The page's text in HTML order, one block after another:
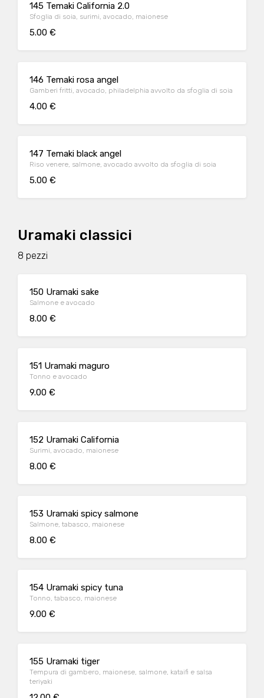
145 Temaki California 2.0
Sfoglia di soia, surimi, avocado, maionese
5.00 €
146 Temaki rosa angel
Gamberi fritti, avocado, philadelphia avvolto da sfoglia di soia
4.00 €
147 Temaki black angel
Riso venere, salmone, avocado avvolto da sfoglia di soia
5.00 €
Uramaki classici
8 pezzi
150 Uramaki sake
Salmone e avocado
8.00 €
151 Uramaki maguro
Tonno e avocado
9.00 €
152 Uramaki California
Surimi, avocado, maionese
8.00 €
153 Uramaki spicy salmone
Salmone, tabasco, maionese
8.00 €
154 Uramaki spicy tuna
Tonno, tabasco, maionese
9.00 €
155 Uramaki tiger
Tempura di gambero, maionese, salmone, kataifi e salsa
teriyaki